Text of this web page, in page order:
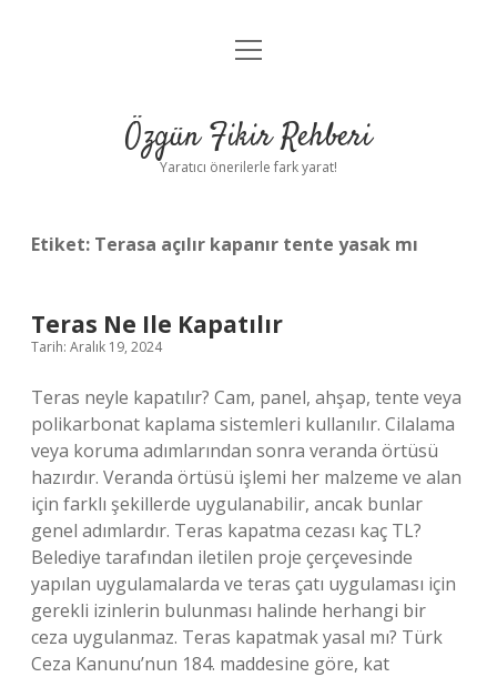
Gizlilik Politikası
Yasal Uyarı
menüyü
Özgün Fikir Rehberi
Yaratıcı önerilerle fark yarat!
Etiket: Terasa açılır kapanır tente yasak mı
Teras Ne Ile Kapatılır
Tarih: Aralık 19, 2024
Teras neyle kapatılır? Cam, panel, ahşap, tente veya
polikarbonat kaplama sistemleri kullanılır. Cilalama
veya koruma adımlarından sonra veranda örtüsü
hazırdır. Veranda örtüsü işlemi her malzeme ve alan
için farklı şekillerde uygulanabilir, ancak bunlar
genel adımlardır. Teras kapatma cezası kaç TL?
Belediye tarafından iletilen proje çerçevesinde
yapılan uygulamalarda ve teras çatı uygulaması için
gerekli izinlerin bulunması halinde herhangi bir
ceza uygulanmaz. Teras kapatmak yasal mı? Türk
Ceza Kanunu’nun 184. maddesine göre, kat